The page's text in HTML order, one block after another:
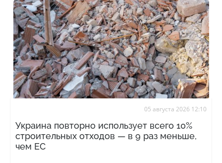
05 августа 2026 12:10
Украина повторно использует всего 10%
строительных отходов — в 9 раз меньше,
чем ЕС